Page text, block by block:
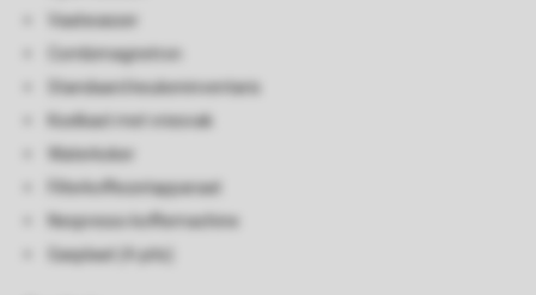
Vaatwasser
Combimagnetron
Standaard keukeninventaris
Koelkast met vriesvak
Waterkoker
Filterkoffiezetapparaat
Nespresso koffiemachine
Gasplaat (4-pits)